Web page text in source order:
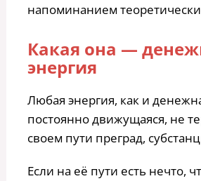
напоминанием
Какая она —
энергия
Любая энергия, как и
постоянно движущаяся, не
своем пути преград,
Если на её пути есть нечто,